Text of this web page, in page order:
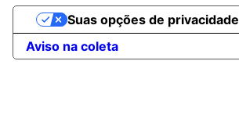
Aviso na coleta
Suas opções de privacidade